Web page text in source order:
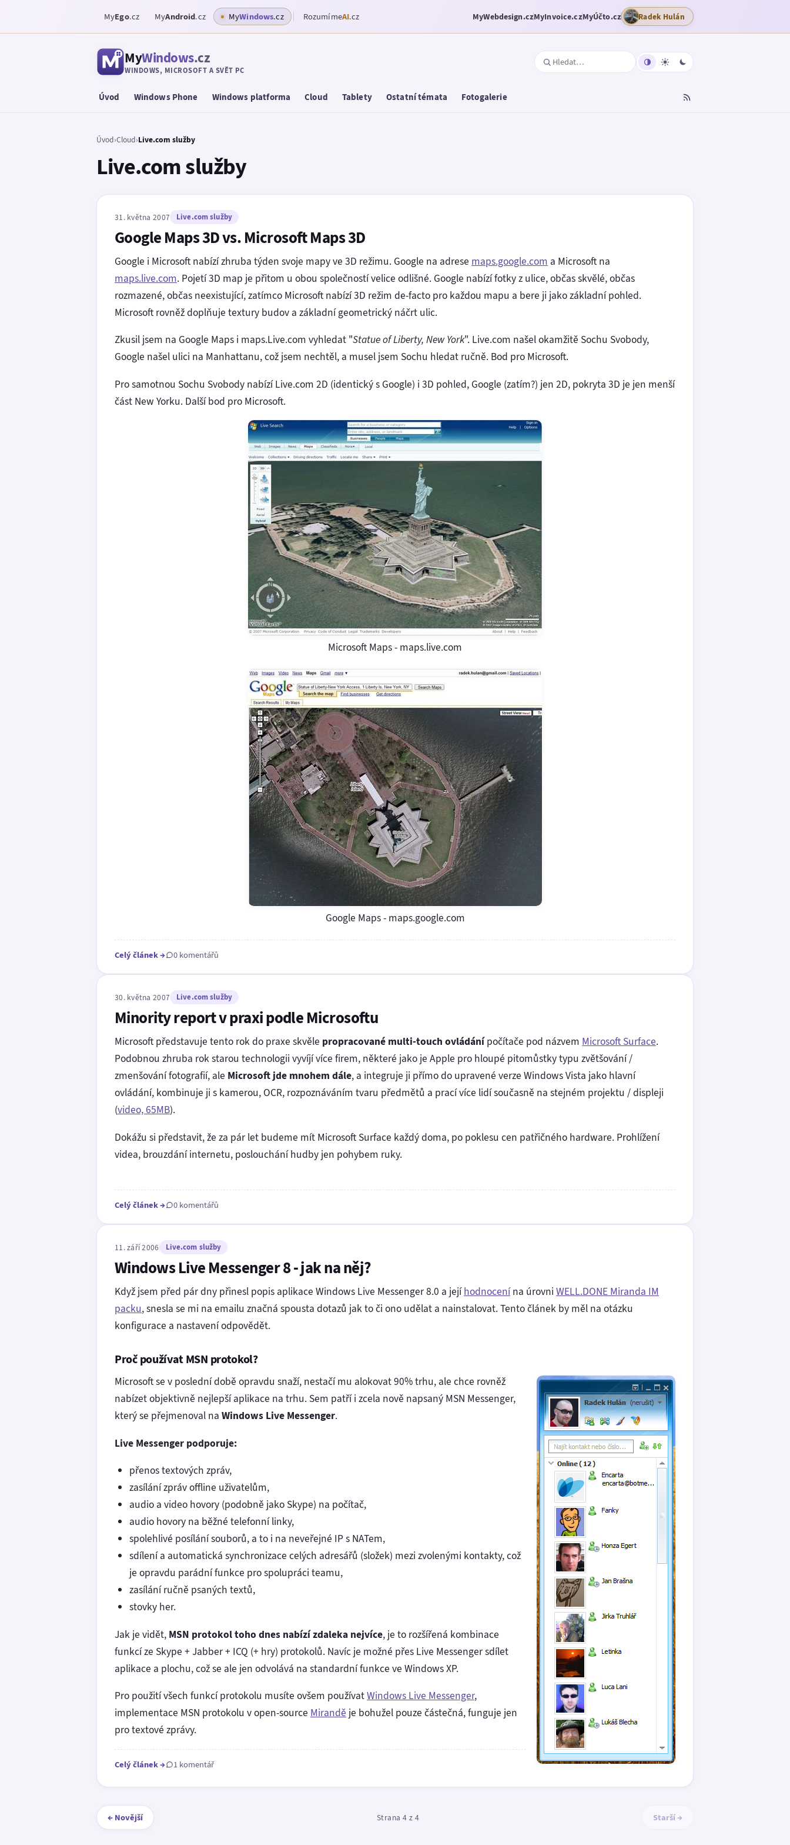
MyEgo.cz MyAndroid.cz MyWindows.cz RozumímeAI.cz MyWebdesign.czMyInvoice.czMyÚčto.cz Radek Hulán
MyWindows.cz
WINDOWS, MICROSOFT A SVĚT PC
Úvod Windows Phone Windows platforma Cloud Tablety Ostatní témata Fotogalerie
Úvod›Cloud›Live.com služby
Live.com služby
31. května 2007 Live.com služby
Google Maps 3D vs. Microsoft Maps 3D
Google i Microsoft nabízí zhruba týden svoje mapy ve 3D režimu. Google na adrese maps.google.com a Microsoft na
maps.live.com. Pojetí 3D map je přitom u obou společností velice odlišné. Google nabízí fotky z ulice, občas skvělé, občas
rozmazené, občas neexistující, zatímco Microsoft nabízí 3D režim de-facto pro každou mapu a bere ji jako základní pohled.
Microsoft rovněž doplňuje textury budov a základní geometrický náčrt ulic.
Zkusil jsem na Google Maps i maps.Live.com vyhledat "Statue of Liberty, New York". Live.com našel okamžitě Sochu Svobody,
Google našel ulici na Manhattanu, což jsem nechtěl, a musel jsem Sochu hledat ručně. Bod pro Microsoft.
Pro samotnou Sochu Svobody nabízí Live.com 2D (identický s Google) i 3D pohled, Google (zatím?) jen 2D, pokryta 3D je jen menší
část New Yorku. Další bod pro Microsoft.
Microsoft Maps - maps.live.com
Google Maps - maps.google.com
Celý článek→ 0 komentářů
30. května 2007 Live.com služby
Minority report v praxi podle Microsoftu
Microsoft představuje tento rok do praxe skvěle propracované multi-touch ovládánípočítače pod názvem Microsoft Surface.
Podobnou zhruba rok starou technologii vyvíjí více firem, některé jako je Apple pro hloupé pitomůstky typu zvětšování /
zmenšování fotografií, ale Microsoft jde mnohem dále, a integruje ji přímo do upravené verze Windows Vista jako hlavní
ovládání, kombinuje ji s kamerou, OCR, rozpoznáváním tvaru předmětů a prací více lidí současně na stejném projektu / displeji
(video, 65MB).
Dokážu si představit, že za pár let budeme mít Microsoft Surface každý doma, po poklesu cen patřičného hardware. Prohlížení
videa, brouzdání internetu, poslouchání hudby jen pohybem ruky.
Celý článek→ 0 komentářů
11. září 2006 Live.com služby
Windows Live Messenger 8 - jak na něj?
Když jsem před pár dny přinesl popis aplikace Windows Live Messenger 8.0 a jejíhodnocenína úrovni WELL.DONE Miranda IM
packu, snesla se mi na emailu značná spousta dotazů jak to či ono udělat a nainstalovat. Tento článek by měl na otázku
konfigurace a nastavení odpovědět.
Proč používat MSN protokol?
Microsoft se v poslední době opravdu snaží, nestačí mu alokovat 90% trhu, ale chce rovněž
nabízet objektivně nejlepší aplikace na trhu. Sem patří i zcela nově napsaný MSN Messenger,
který se přejmenoval na Windows Live Messenger.
Live Messenger podporuje:
přenos textových zpráv,
zasílání zpráv offline uživatelům,
audio a video hovory (podobně jako Skype) na počítač,
audio hovory na běžné telefonní linky,
spolehlivé posílání souborů, a to i na neveřejné IP s NATem,
sdílení a automatická synchronizace celých adresářů (složek) mezi zvolenými kontakty, což
je opravdu parádní funkce pro spolupráci teamu,
zasílání ručně psaných textů,
stovky her.
Jak je vidět, MSN protokol toho dnes nabízí zdaleka nejvíce, je to rozšířená kombinace
funkcí ze Skype + Jabber + ICQ (+ hry) protokolů. Navíc je možné přes Live Messenger sdílet
aplikace a plochu, což se ale jen odvolává na standardní funkce ve Windows XP.
Pro použití všech funkcí protokolu musíte ovšem používatWindows Live Messenger,
implementace MSN protokolu v open-source Mirandě je bohužel pouze částečná, funguje jen
pro textové zprávy.
Celý článek→ 1 komentář
← Novější Strana 4 z 4 Starší →